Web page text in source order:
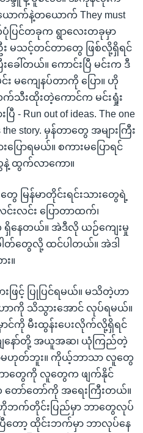
ာက်နဲ့တယောက် They must
ပုံပြင်တခုက ရွာလေးတခုမှာ
မသင့်တင်တာတွေ ဖြစ်လို့ရှိရင်
ါ်တယ်။ ကောင်းပြီ မင်းက ဒီ
မကျေနပ်တာကို ပြော။ ဟို
သီးထိုးတဲ့ကောင်က မင်းရှုံး
- Run out of ideas. The one
the story. မှန်တာတွေ အများကြီး
ြောရမယ်။ စကားမပြောရင်
နဲ့ ထွက်လာကော။
တွေ မြန်မာတိုင်းရင်းသားတွေရဲ့
လင်း ပြောတာထက်၊
ရှိနေတယ်။ အဲဒီလို ယဉ်ကျေးမှု
ါတ်တွေလို့ ထင်ပါတယ်။ အဲဒါ
။
ားဖြင့် ပြုပြင်ရမယ်။ မသိတဲ့ဟာ
ကို သိသွားအောင် လုပ်ရမယ်။
ာင်ကို မီးထွန်းပေးလိုက်လို့ရှိရင်
ျနော်တို့ အယူအဆ၊ ယုံကြည်တဲ့
မဟုတ်ဘူး။ ကိုယ့်ဘာသာ လူတွေ
ာတွေကို လူတွေက ဖျက်နိုင်
တော်တော်ကို အရေးကြီးတယ်။
ဘက်တိုင်းပြည်မှာ ဘာတွေလုပ်
ြီတော့ ထိုင်းဘက်မှာ ဘာလုပ်နေ